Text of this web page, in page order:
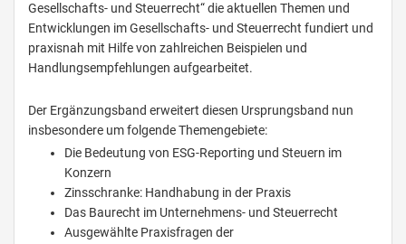
Gesellschafts- und Steuerrecht“ die aktuellen Themen und
Entwicklungen im Gesellschafts- und Steuerrecht fundiert und
praxisnah mit Hilfe von zahlreichen Beispielen und
Handlungsempfehlungen aufgearbeitet.
Der Ergänzungsband erweitert diesen Ursprungsband nun
insbesondere um folgende Themengebiete:
Die Bedeutung von ESG-Reporting und Steuern im
Konzern
Zinsschranke: Handhabung in der Praxis
Das Baurecht im Unternehmens- und Steuerrecht
Ausgewählte Praxisfragen der